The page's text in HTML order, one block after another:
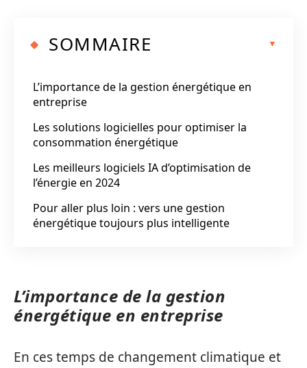
SOMMAIRE
L’importance de la gestion énergétique en
entreprise
Les solutions logicielles pour optimiser la
consommation énergétique
Les meilleurs logiciels IA d’optimisation de
l’énergie en 2024
Pour aller plus loin : vers une gestion
énergétique toujours plus intelligente
L’importance de la gestion
énergétique en entreprise
En ces temps de changement climatique et